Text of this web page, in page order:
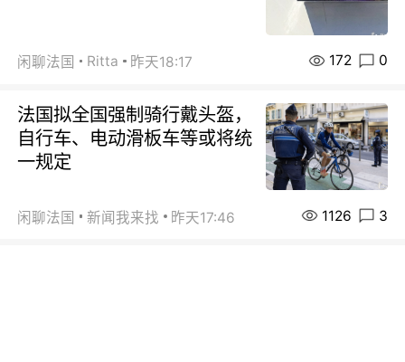
闲聊法国 Ritta 昨天18:17 172 0
法国拟全国强制骑行戴头盔，
自行车、电动滑板车等或将统
一规定
闲聊法国 新闻我来找 昨天17:46 1126 3